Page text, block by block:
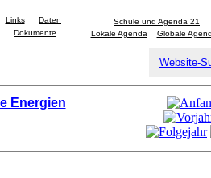
Links
Daten
Dokumente
Schule und Agenda 21
Lokale Agenda
Globale
Website-
Energien